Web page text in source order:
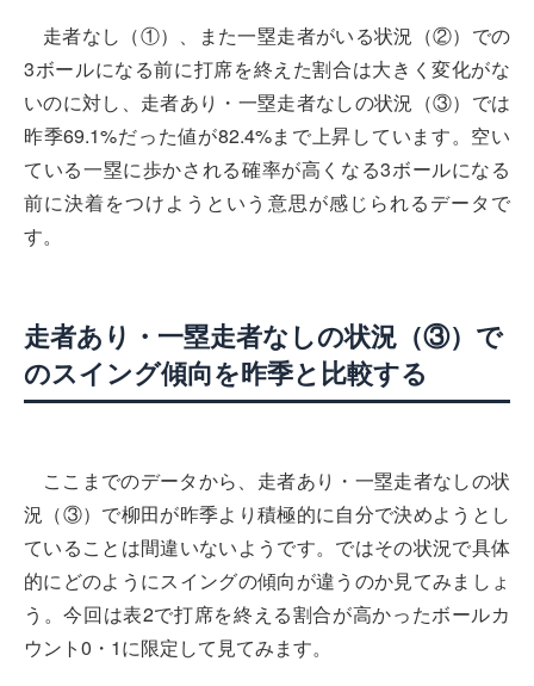
走者なし（①）、また一塁走者がいる状況（②）での
3ボールになる前に打席を終えた割合は大きく変化がな
いのに対し、走者あり・一塁走者なしの状況（③）では
昨季69.1%だった値が82.4%まで上昇しています。空い
ている一塁に歩かされる確率が高くなる3ボールになる
前に決着をつけようという意思が感じられるデータで
す。
走者あり・一塁走者なしの状況（③）で
のスイング傾向を昨季と比較する
ここまでのデータから、走者あり・一塁走者なしの状
況（③）で柳田が昨季より積極的に自分で決めようとし
ていることは間違いないようです。ではその状況で具体
的にどのようにスイングの傾向が違うのか見てみましょ
う。今回は表2で打席を終える割合が高かったボールカ
ウント0・1に限定して見てみます。